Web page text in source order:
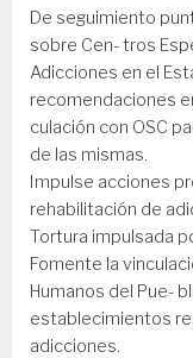
De seguimiento
sobre Cen- tros
Adicciones en el
recomendaciones
culación con OSC
de las mismas.
Impulse acciones
rehabilitación de
Tortura impulsada
Fomente la
Humanos del Pue-
establecimientos
adicciones.